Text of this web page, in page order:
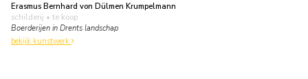
Erasmus Bernhard von Dülmen Krumpelmann
schilderij • te koop
Boerderijen in Drents landschap
bekijk kunstwerk